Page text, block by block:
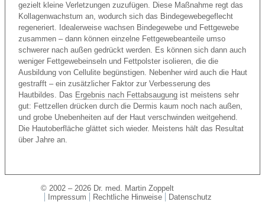
gezielt kleine Verletzungen zuzufügen. Diese Maßnahme regt das
Kollagenwachstum an, wodurch sich das Bindegewebegeflecht
regeneriert. Idealerweise wachsen Bindegewebe und Fettgewebe
zusammen – dann können einzelne Fettgewebeanteile umso
schwerer nach außen gedrückt werden. Es können sich dann auch
weniger Fettgewebeinseln und Fettpolster isolieren, die die
Ausbildung von Cellulite begünstigen. Nebenher wird auch die Haut
gestrafft – ein zusätzlicher Faktor zur Verbesserung des
Hautbildes. Das Ergebnis nach Fettabsaugungist meistens sehr
gut: Fettzellen drücken durch die Dermis kaum noch nach außen,
und grobe Unebenheiten auf der Haut verschwinden weitgehend.
Die Hautoberfläche glättet sich wieder. Meistens hält das Resultat
über Jahre an.
© 2002 – 2026 Dr. med. Martin Zoppelt
Impressum
Rechtliche Hinweise Datenschutz